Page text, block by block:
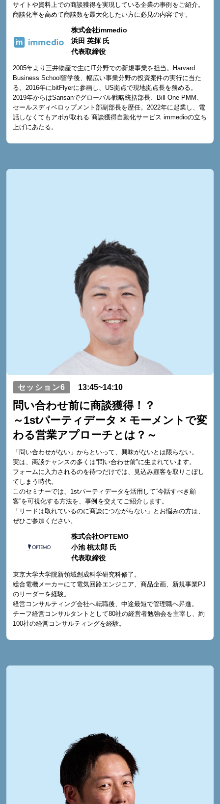
サイトや資料上での商談獲得を実現している企業の事例をご紹介。
商談化率を高めて商談数を最大化したい方に必見の内容です。
株式会社immedio
浜田 英揮 氏
代表取締役
2005年より三井物産で主にIT分野での新規事業を担当。Harvard
Business School留学後、幅広い事業分野の投資案件の実行に当た
る。2016年にbitFlyerに参画し、US拠点で現地拠点長を務める。
2019年からはSansanでグローバル戦略統括部長、Bill One PMM、
セールスディベロップメント部副部長を歴任。2022年に起業し、電
話しなくてもアポが取れる 商談獲得自動化サービス immedioの立ち
上げにあたる。
セッション6 13:45~14:10
問い合わせ前に商談獲得！？
～1stパーティデータ × モーメントで変
わる営業アプローチとは？～
「問い合わせがない」からといって、興味がないとは限らない。
実は、商談チャンスの多くは“問い合わせ前”に生まれています。
フォームに入力されるのを待つだけでは、見込み顧客を取りこぼし
てしまう時代。
このセミナーでは、1stパーティデータを活用して“今話すべき顧
客”を可視化する方法を、事例を交えてご紹介します。
「リードは取れているのに商談につながらない」とお悩みの方は、
ぜひご参加ください。
株式会社OPTEMO
小池 桃太郎 氏
代表取締役
東京大学大学院新領域創成科学研究科修了。
総合電機メーカーにて電気回路エンジニア、商品企画、新規事業PJ
のリーダーを経験。
経営コンサルティング会社へ転職後、中途最短で管理職へ昇進。
チーフ経営コンサルタントとして80社の経営者勉強会を主宰し、約
100社の経営コンサルティングを経験。